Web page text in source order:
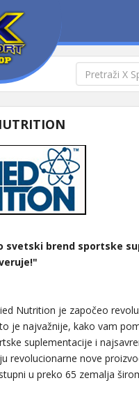
svetski brend sportske
Nutrition je započeo
je najvažnije, kako vam
suplementacije i
revolucionarne nove
u preko 65 zemalja